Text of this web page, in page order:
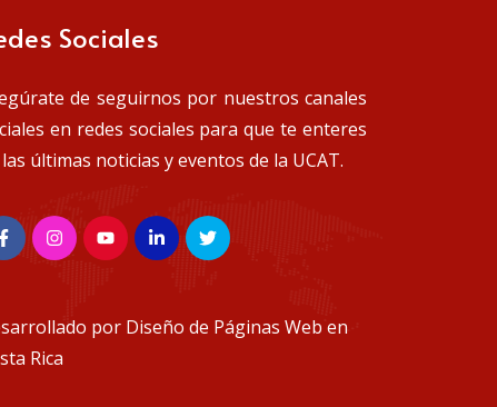
Sociales
de seguirnos por nuestros canales
en redes sociales para que te enteres
últimas noticias y eventos de la UCAT.
por Diseño de Páginas Web en
Rica